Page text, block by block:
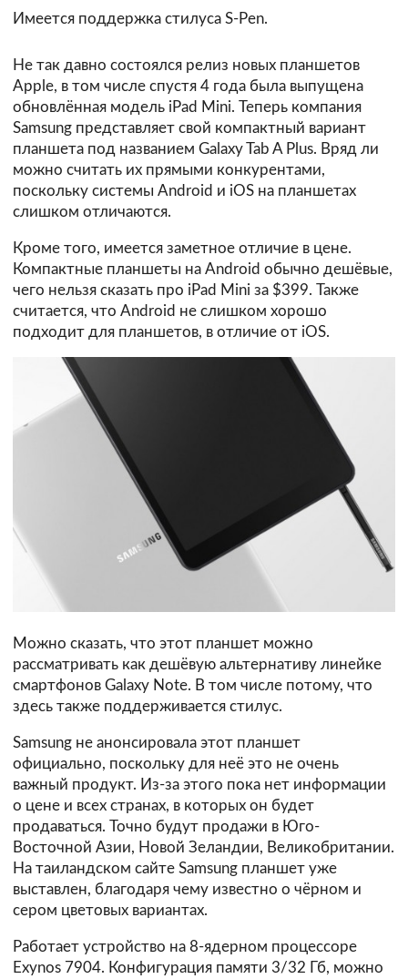
Имеется поддержка стилуса S-Pen.
Не так давно состоялся релиз новых планшетов
Apple, в том числе спустя 4 года была выпущена
обновлённая модель iPad Mini. Теперь компания
Samsung представляет свой компактный вариант
планшета под названием Galaxy Tab A Plus. Вряд ли
можно считать их прямыми конкурентами,
поскольку системы Android и iOS на планшетах
слишком отличаются.
Кроме того, имеется заметное отличие в цене.
Компактные планшеты на Android обычно дешёвые,
чего нельзя сказать про iPad Mini за $399. Также
считается, что Android не слишком хорошо
подходит для планшетов, в отличие от iOS.
Можно сказать, что этот планшет можно
рассматривать как дешёвую альтернативу линейке
смартфонов Galaxy Note. В том числе потому, что
здесь также поддерживается стилус.
Samsung не анонсировала этот планшет
официально, поскольку для неё это не очень
важный продукт. Из-за этого пока нет информации
о цене и всех странах, в которых он будет
продаваться. Точно будут продажи в Юго-
Восточной Азии, Новой Зеландии, Великобритании.
На таиландском сайте Samsung планшет уже
выставлен, благодаря чему известно о чёрном и
сером цветовых вариантах.
Работает устройство на 8-ядерном процессоре
Exynos 7904. Конфигурация памяти 3/32 Гб, можно